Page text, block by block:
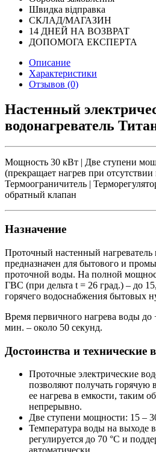
Швидка відправка
СКЛАД/МАГАЗИН
14 ДНЕЙ НА ВОЗВРАТ
ДОПОМОГА ЕКСПЕРТА
Описание
Характеристики
Отзывов (0)
Настенный
водонагреватель
Мощность 30 кВт | Две ступени
(прекращает нагрев при
Термоограничитель |
обратный клапан
Назначение
Проточный настенный
предназначен для бытового и
проточной воды. На полной
ГВС (при дельта t = 26 град.) – до
горячего водоснабжения бытовых
Время первичного нагрева воды до
мин. – около 50 секунд.
Достоинства и технические
Проточные электрические
позволяют получать горячую
ее нагрева в емкости, таким
непрерывно.
Две ступени мощности: 15 –
Температура воды на выходе
регулируется до 70 °С и